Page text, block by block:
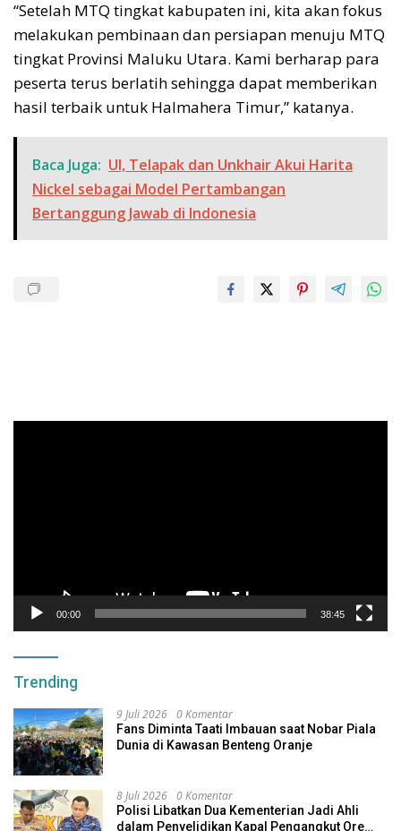
“Setelah MTQ tingkat kabupaten ini, kita akan fokus
melakukan pembinaan dan persiapan menuju MTQ
tingkat Provinsi Maluku Utara. Kami berharap para
peserta terus berlatih sehingga dapat memberikan
hasil terbaik untuk Halmahera Timur,” katanya.
Baca Juga: UI, Telapak dan Unkhair Akui Harita
Nickel sebagai Model Pertambangan
Bertanggung Jawab di Indonesia
00:00 38:45
Trending
9 Juli 2026 0 Komentar
Fans Diminta Taati Imbauan saat Nobar Piala
Dunia di Kawasan Benteng Oranje
8 Juli 2026 0 Komentar
Polisi Libatkan Dua Kementerian Jadi Ahli
dalam Penyelidikan Kapal Pengangkut Ore